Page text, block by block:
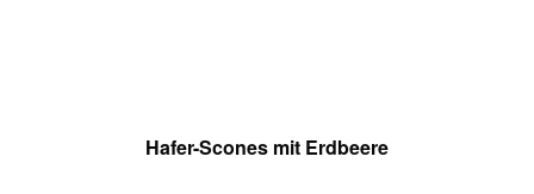
Hafer-Scones mit Erdbeere